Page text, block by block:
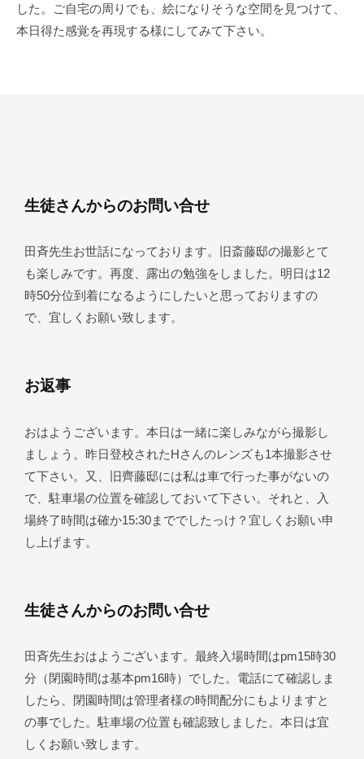
した。ご自宅の周りでも、絵になりそうな空間を見つけて、
本日得た感覚を再現する様にしてみて下さい。
生徒さんからのお問い合せ
田斉先生お世話になっております。旧斎藤邸の撮影とて
も楽しみです。再度、露出の勉強をしました。明日は12
時50分位到着になるようにしたいと思っておりますの
で、宜しくお願い致します。
お返事
おはようございます。本日は一緒に楽しみながら撮影し
ましょう。昨日登校されたHさんのレンズも1本撮影させ
て下さい。又、旧齊藤邸には私は車で行った事がないの
で、駐車場の位置を確認しておいて下さい。それと、入
場終了時間は確か15:30まででしたっけ？宜しくお願い申
し上げます。
生徒さんからのお問い合せ
田斉先生おはようございます。最終入場時間はpm15時30
分（閉園時間は基本pm16時）でした。電話にて確認しま
したら、閉園時間は管理者様の時間配分にもよりますと
の事でした。駐車場の位置も確認致しました。本日は宜
しくお願い致します。